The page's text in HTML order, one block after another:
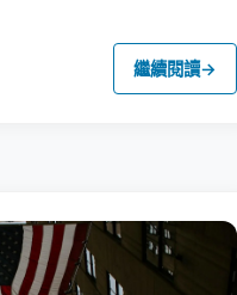
繼續閱讀→